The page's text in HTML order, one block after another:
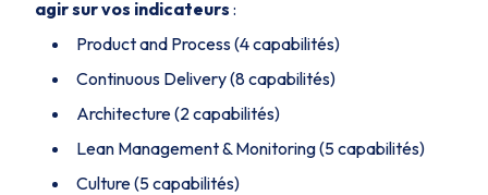
agir sur vos indicateurs :
Product and Process (4 capabilités)
Continuous Delivery (8 capabilités)
Architecture (2 capabilités)
Lean Management & Monitoring (5 capabilités)
Culture (5 capabilités)